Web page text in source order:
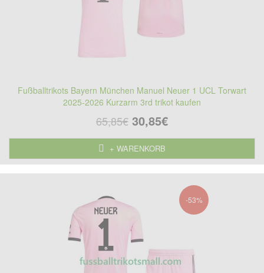
Fußballtrikots Bayern München Manuel Neuer 1 UCL Torwart
2025-2026 Kurzarm 3rd trikot kaufen
65,85€ 30,85€
+ WARENKORB
-53%